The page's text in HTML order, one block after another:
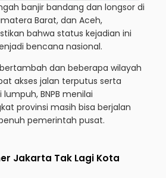
banjir bandang dan longsor di
Barat, dan Aceh,
bahwa status kejadian ini
bencana nasional.
dan beberapa wilayah
akses jalan terputus serta
BNPB menilai
provinsi masih bisa berjalan
pemerintah pusat.
Jakarta Tak Lagi Kota